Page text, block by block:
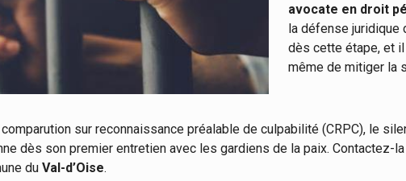
avocate en droit
la défense juridique
dès cette étape, et
même de mitiger la
sur reconnaissance préalable de culpabilité (CRPC), le
dès son premier entretien avec les gardiens de la paix. Contactez-
du Val-d’Oise.